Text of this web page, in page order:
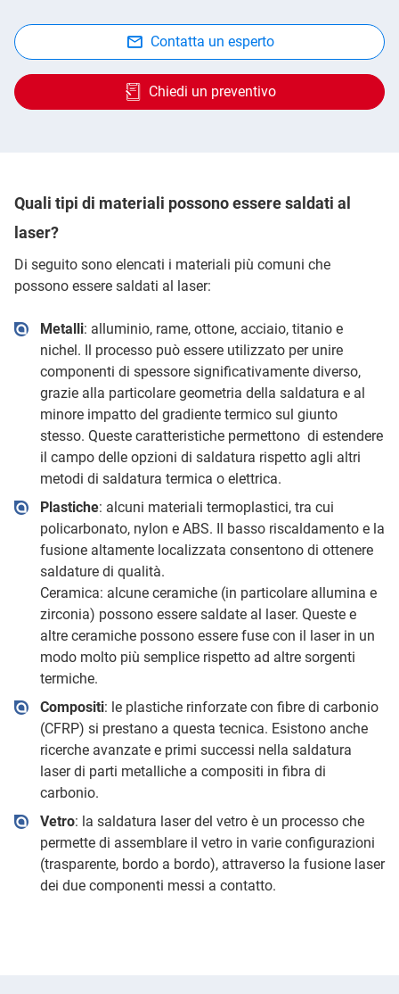
Contatta un esperto
Chiedi un preventivo
Quali tipi di materiali possono essere saldati al
laser?
Di seguito sono elencati i materiali più comuni che
possono essere saldati al laser:
Metalli: alluminio, rame, ottone, acciaio, titanio e
nichel. Il processo può essere utilizzato per unire
componenti di spessore significativamente diverso,
grazie alla particolare geometria della saldatura e al
minore impatto del gradiente termico sul giunto
stesso. Queste caratteristiche permettono di estendere
il campo delle opzioni di saldatura rispetto agli altri
metodi di saldatura termica o elettrica.
Plastiche: alcuni materiali termoplastici, tra cui
policarbonato, nylon e ABS. Il basso riscaldamento e la
fusione altamente localizzata consentono di ottenere
saldature di qualità.
Ceramica: alcune ceramiche (in particolare allumina e
zirconia) possono essere saldate al laser. Queste e
altre ceramiche possono essere fuse con il laser in un
modo molto più semplice rispetto ad altre sorgenti
termiche.
Compositi: le plastiche rinforzate con fibre di carbonio
(CFRP) si prestano a questa tecnica. Esistono anche
ricerche avanzate e primi successi nella saldatura
laser di parti metalliche a compositi in fibra di
carbonio.
Vetro: la saldatura laser del vetro è un processo che
permette di assemblare il vetro in varie configurazioni
(trasparente, bordo a bordo), attraverso la fusione laser
dei due componenti messi a contatto.